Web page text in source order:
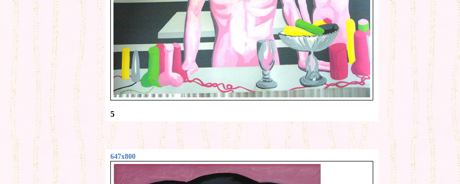
5
647x800